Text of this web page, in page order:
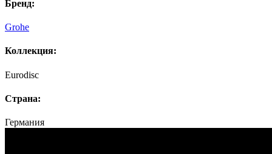
Бренд:
Grohe
Коллекция:
Eurodisc
Страна:
Германия